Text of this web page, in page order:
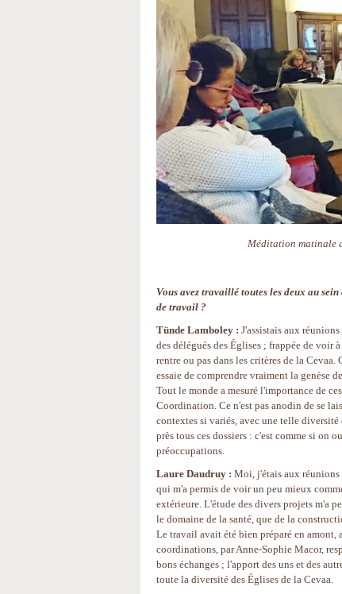
Méditation matinale
Vous avez travaillé toutes les deux au
de travail ?
Tünde Lamboley : J'assistais aux
des délégués des Églises ; frappée de
rentre ou pas dans les critères de la Cevaa.
essaie de comprendre vraiment la genèse
Tout le monde a mesuré l'importance de
Coordination. Ce n'est pas anodin de se
contextes si variés, avec une telle
près tous ces dossiers : c'est comme si on
préoccupations.
Laure Daudruy : Moi, j'étais aux réunions
qui m'a permis de voir un peu mieux
extérieure. L'étude des divers projets m'a
le domaine de la santé, que de la
Le travail avait été bien préparé en amont,
coordinations, par Anne-Sophie Macor,
bons échanges ; l'apport des uns et des
toute la diversité des Églises de la Cevaa.